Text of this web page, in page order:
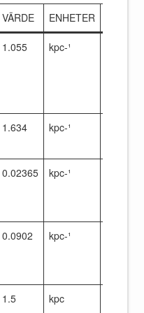
VÄRDE ENHETER
1.055 kpc-¹
1.634 kpc-¹
0.02365 kpc-¹
0.0902 kpc-¹
1.5 kpc